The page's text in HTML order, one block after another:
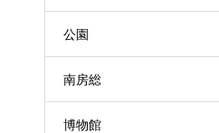
公園
南房総
博物館